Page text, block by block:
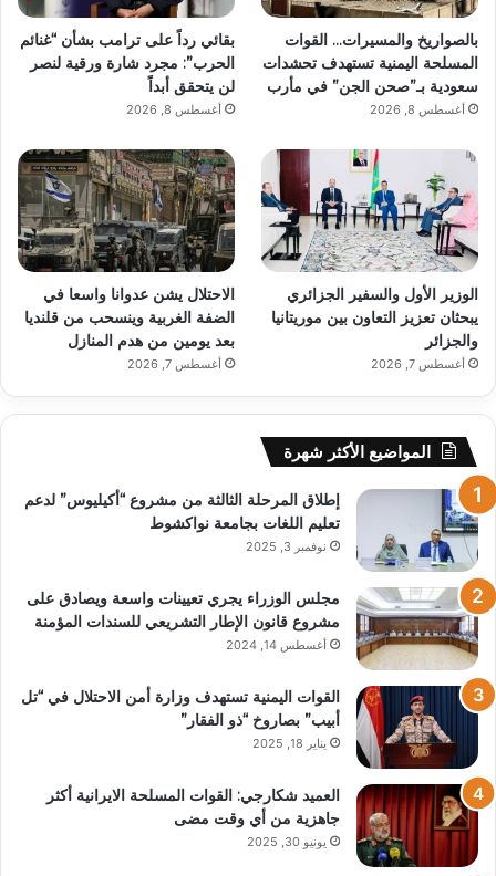
بالصواريخ والمسيرات… القوات
المسلحة اليمنية تستهدف تحشدات
سعودية بـ”صحن الجن” في مأرب
أغسطس 8, 2026
بقائي رداً على ترامب بشأن “غنائم
الحرب”: مجرد شارة ورقية لنصر
لن يتحقق أبداً
أغسطس 8, 2026
الوزير الأول والسفير الجزائري
يبحثان تعزيز التعاون بين موريتانيا
والجزائر
أغسطس 7, 2026
الاحتلال يشن عدوانا واسعا في
الضفة الغربية وينسحب من قلنديا
بعد يومين من هدم المنازل
أغسطس 7, 2026
المواضيع الأكثر شهرة
إطلاق المرحلة الثالثة من مشروع “أكيليوس” لدعم
تعليم اللغات بجامعة نواكشوط
نوفمبر 3, 2025
مجلس الوزراء يجري تعيينات واسعة ويصادق على
مشروع قانون الإطار التشريعي للسندات المؤمنة
أغسطس 14, 2024
القوات اليمنية تستهدف وزارة أمن الاحتلال في “تل
أبيب” بصاروخ “ذو الفقار”
يناير 18, 2025
العميد شكارجي: القوات المسلحة الايرانية أكثر
جاهزية من أي وقت مضى
يونيو 30, 2025